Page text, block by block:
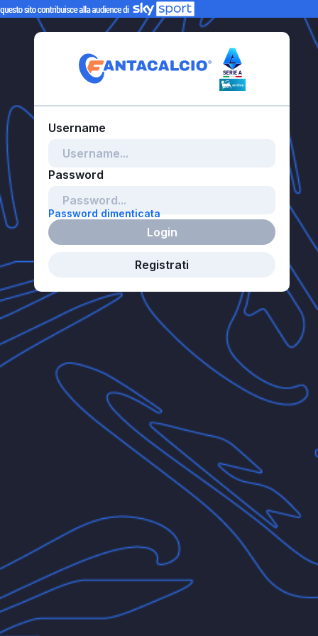
Password dimenticata
Login
Registrati